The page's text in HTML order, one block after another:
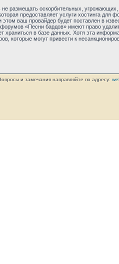
размещать оскорбительных,
предоставляет услуги хостинга
этом ваш провайдер будет поставлен в
«Песни бардов» имеют право
храниться в базе данных. Хотя эта
которые могут привести к
и замечания направляйте по адресу: